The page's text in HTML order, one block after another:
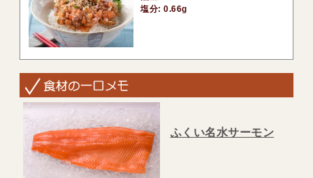
塩分: 0.66g
ふくい名水サーモン